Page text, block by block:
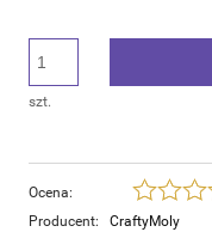
szt.
Ocena:
Producent:
CraftyMoly